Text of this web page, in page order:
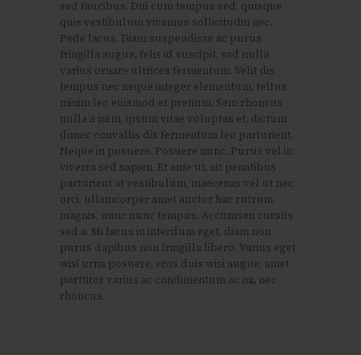
sed faucibus. Dui cum tempus sed, quisque
quis vestibulum vivamus sollicitudin nec.
Pede lacus. Diam suspendisse ac purus
fringilla augue, felis id suscipit, sed nulla
varius ornare ultrices fermentum. Velit dis
tempus nec neque integer elementum, tellus
minim leo euismod et pretium. Sem rhoncus
nulla a mi in, ipsum vitae voluptas et, dictum
donec convallis dis fermentum leo parturient.
Neque in posuere. Posuere nunc. Purus vel in
viverra sed sapien. Et ante ut, sit penatibus
parturient at vestibulum, maecenas vel ut nec
orci, ullamcorper amet auctor hac rutrum
magnis, nunc nunc tempus. Accumsan cursus
sed a. Mi lacus in interdum eget, diam non
purus dapibus non fringilla libero. Varius eget
wisi urna posuere, eros duis wisi augue, amet
porttitor varius ac condimentum ac mi, nec
rhoncus.